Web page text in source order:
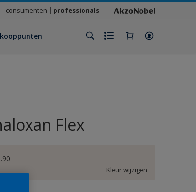
consumenten professionals
Flex
Kleur wijzigen